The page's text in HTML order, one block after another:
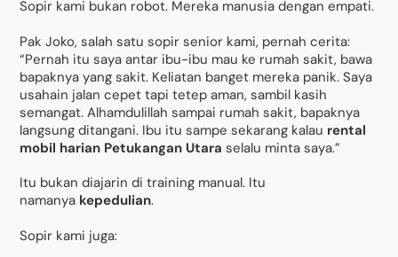
Sopir kami bukan robot. Mereka manusia dengan empati.
Pak Joko, salah satu sopir senior kami, pernah cerita:
“Pernah itu saya antar ibu-ibu mau ke rumah sakit, bawa
bapaknya yang sakit. Keliatan banget mereka panik. Saya
usahain jalan cepet tapi tetep aman, sambil kasih
semangat. Alhamdulillah sampai rumah sakit, bapaknya
langsung ditangani. Ibu itu sampe sekarang kalau rental
mobil harian Petukangan Utara selalu minta saya.”
Itu bukan diajarin di training manual. Itu
namanya kepedulian.
Sopir kami juga: